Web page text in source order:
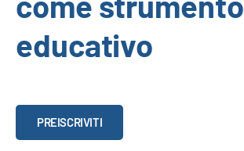
educativo
l'inclusione:
PREISCRIVITI